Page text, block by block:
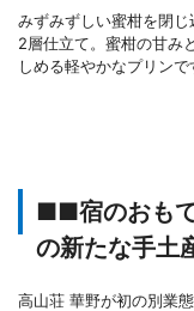
みずみずしい蜜柑を閉
2層仕立て。蜜柑の甘み
しめる軽やかなプリンで
■■宿のおも
の新たな手
高山荘 華野が初の別業